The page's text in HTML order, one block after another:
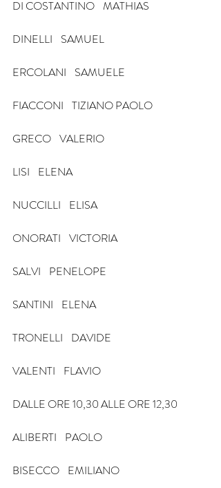
DI COSTANTINO    MATHIAS
DINELLI    SAMUEL
ERCOLANI    SAMUELE
FIACCONI    TIZIANO PAOLO
GRECO    VALERIO
LISI    ELENA
NUCCILLI    ELISA
ONORATI    VICTORIA
SALVI    PENELOPE
SANTINI    ELENA
TRONELLI    DAVIDE
VALENTI    FLAVIO
DALLE ORE 10,30 ALLE ORE 12,30
ALIBERTI    PAOLO
BISECCO    EMILIANO